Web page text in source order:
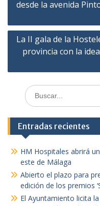
desde la avenida
La II gala de la
provincia con la
Buscar:
Entradas recientes
HM Hospitales abrirá
este de Málaga
Abierto el plazo para
edición de los premios
El Ayuntamiento licita